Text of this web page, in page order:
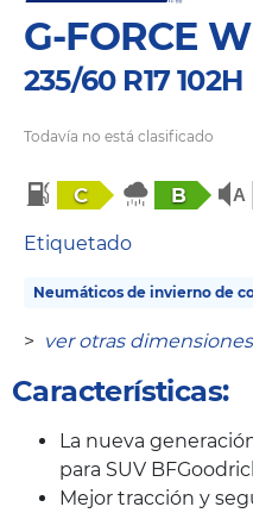
G-FORCE
235/60 R17 102H
Todavía no está clasificado
C B
Etiquetado
Neumáticos de invierno de
> ver otras
Características:
La nueva
para SUV
Mejor tracción y